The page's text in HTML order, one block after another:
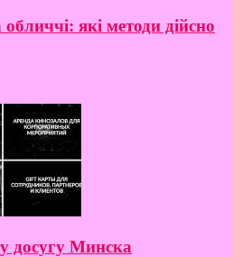
які методи дійсно
досугу Минска